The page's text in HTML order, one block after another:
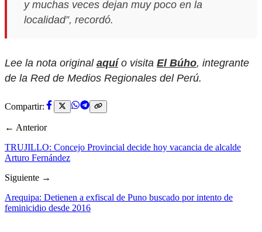
y muchas veces dejan muy poco en la
localidad”, recordó.
Lee la nota original aquío visita El Búho, integrante
de la Red de Medios Regionales del Perú.
Compartir:
← Anterior
TRUJILLO: Concejo Provincial decide hoy vacancia de alcalde
Arturo Fernández
Siguiente →
Arequipa: Detienen a exfiscal de Puno buscado por intento de
feminicidio desde 2016